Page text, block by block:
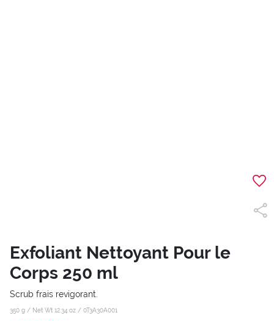
Exfoliant Nettoyant Pour le
Corps 250 ml
Scrub frais revigorant.
350 g / Net Wt 12.34 oz / 0T3A30A001